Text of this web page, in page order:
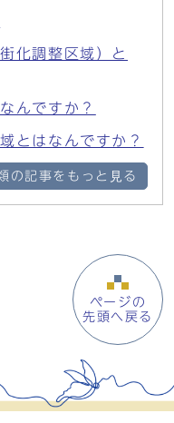
化調整区域）と
んですか？
とはなんですか？
の記事をもっと見る
ページの
先頭へ戻る